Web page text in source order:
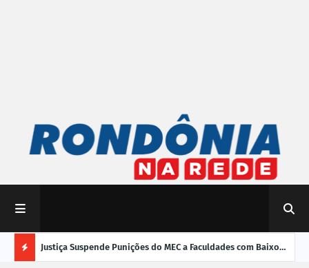
Justiça Suspende Punições do MEC a Faculdades com Baixo